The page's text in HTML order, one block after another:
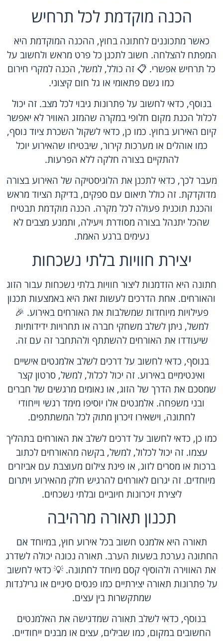
הכנה מוקדמת לכל תרחיש
כאשר מתכוננים לחתונה בחוץ, ההכנה המוקדמת היא
המפתח להצלחה. חשוב לתכנן כל פרט מראש ולחשוב על
כל תרחיש אפשרי. 📋 זה כולל, למשל, הכנה למקרי חירום
כמו גשם פתאומי או גל חום קיצוני.
בנוסף, כדאי לחשוב על פתרונות גיבוי לכל מצב. זה יכול
לכלול הכנת מקום חלופי במקרה שהמזג האוויר לא יאפשר
קיום האירוע בחוץ. כמו כן, כדאי לשקול השכרת ציוד נוסף,
כמו אוהלים או מערכות קירור, שיבטיחו שהאירוע יוכל
להתקיים בצורה חלקה ללא הפרעות.
מעבר לכך, כדאי לתכנן את הלוגיסטיקה של האירוע בצורה
מדוקדקת. זה כולל תיאום עם ספקים, בדיקת הציוד מראש
והכנת תוכנית פעולה לכל מקרה. הכנה מוקדמת תבטיח
שהכל יתנהל בצורה מסודרת ויעילה, ותמנע מצבים לא
נעימים ברגע האמת.
יצירת חוויות בלתי נשכחות
חתונה היא הזדמנות ליצור חוויות בלתי נשכחות עבור הזוג
והאורחים. אחת הדרכים לעשות זאת היא באמצעות תכנון
פעילויות מיוחדות שמשלבות את האורחים באירוע. 🎉
למשל, ניתן לשלב משחקי חברה או תחרויות ידידותיות
שיעודדו את האורחים להשתתף ולהתחבר זה עם זה.
בנוסף, כדאי לחשוב על דרכים לשלב אלמנטים אישיים
ואינטימיים באירוע. זה יכול לכלול, למשל, סרטון קצר
שמסכם את הדרך של הזוג, או נאומים מרגשים של חברים
ובני משפחה. אלמנטים אלו יוסיפו מימד רגשי וייחודי
לחתונה, וישאירו זיכרון מתוק לכל המשתתפים.
כמו כן, כדאי לחשוב על דרכים לשלב את האורחים בתהליך
עצמו. זה יכול לכלול, למשל, בקשה מהאורחים לכתוב
ברכות או מסרים לזוג, או פינת צילום מעוצבת עם אביזרים
מיוחדים. זה יגרום לאורחים להרגיש חלק מהאירוע ויתרום
ליצירת זיכרונות חיוביים ובלתי נשכחים.
תכנון תאורה מרהיבה
תאורה היא אלמנט חשוב בכל אירוע חוץ, במיוחד אם
החתונה נערכת בשעות הערב. תאורה נכונה יכולה לשדרג
את האווירה ולהוסיף קסם מיוחד לחתונה. 💡 כדאי לחשוב
על פתרונות תאורה יצירתיים כמו פנסים סיניים או גרילנדות
שמתקשרות בין עצים.
בנוסף, כדאי לשלב תאורה שמדגישה את האלמנטים
החשובים במקום, כמו שבילים, עצים או מבנים ייחודיים.